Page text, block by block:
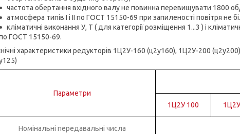
частота обертання вхідного валу не повинна перевищувати 1800
атмосфера типів I і II по ГОСТ 15150-69 при запиленості повітря не
кліматичні виконання У, Т ( для категорії розміщення 1...3 ) і
ГОСТ 15150-69.
характеристики редукторів 1Ц2У-160 (ц2у160), 1Ц2У-200
Параметри
1Ц2У 100
Номінальні передавальні числа